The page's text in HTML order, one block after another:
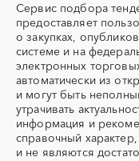
АКЦИОНЕРНОЕ
ОБЩЕСТВО "ПОЧТА
РОССИИ"
7724490000
Сервис подбора
предоставляет
о закупках,
системе и на
электронных
автоматически из
и могут быть
утрачивать
информация и
справочный
и не являются